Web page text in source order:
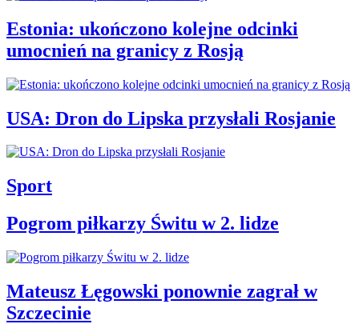
Estonia: ukończono kolejne odcinki
umocnień na granicy z Rosją
USA: Dron do Lipska przysłali Rosjanie
Sport
Pogrom piłkarzy Świtu w 2. lidze
Mateusz Łęgowski ponownie zagrał w
Szczecinie